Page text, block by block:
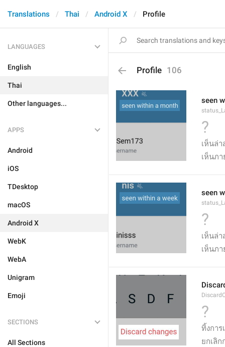
Translations Thai Android X Profile
LANGUAGES
English
Thai
Other languages...
APPS
Android
iOS
TDesktop
macOS
Android X
WebK
WebA
Unigram
Emoji
SECTIONS
All Sections
Profile 106
seen
?
เห็นล่
เห็นภ
seen
?
เห็นล่
เห็นภ
?
ทิ้งการ
ยกเลิ